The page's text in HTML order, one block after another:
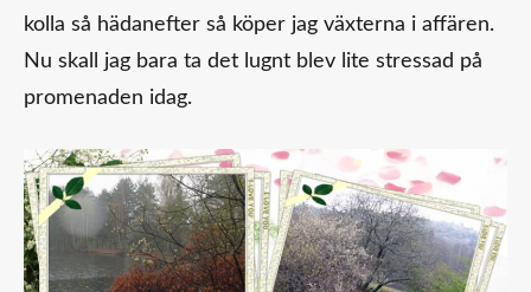
kolla så hädanefter så köper jag växterna i affären.
Nu skall jag bara ta det lugnt blev lite stressad på
promenaden idag.